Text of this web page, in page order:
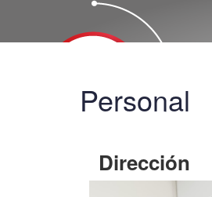
Personal
Dirección